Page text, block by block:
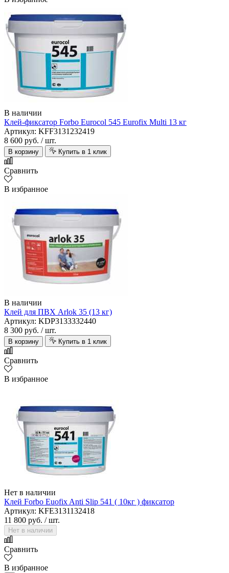
В наличии
Клей-фиксатор Forbo Eurocol 545 Eurofix Multi 13 кг
Артикул: KFF3131232419
8 600 руб. / шт.
В корзину Купить в 1 клик
Сравнить
В избранное
В наличии
Клей для ПВХ Arlok 35 (13 кг)
Артикул: KDP3133332440
8 300 руб. / шт.
В корзину Купить в 1 клик
Сравнить
В избранное
Нет в наличии
Клей Forbo Euofix Anti Slip 541 ( 10кг ) фиксатор
Артикул: KFE3131132418
11 800 руб. / шт.
Нет в наличии
Сравнить
В избранное